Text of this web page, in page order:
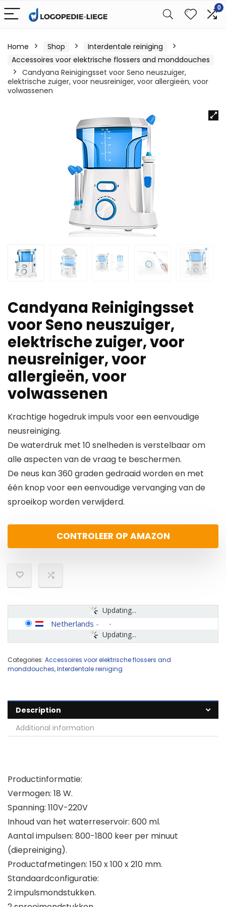
0
Home Shop
Interdentale reiniging
Accessoires voor elektrische flossers and monddouches
Candyana Reinigingsset voor Seno neuszuiger,
elektrische zuiger, voor neusreiniger, voor allergieën, voor
volwassenen
Candyana Reinigingsset
voor Seno neuszuiger,
elektrische zuiger, voor
neusreiniger, voor
allergieën, voor
volwassenen
Krachtige hogedruk impuls voor een eenvoudige
neusreiniging.
De waterdruk met 10 snelheden is verstelbaar om
alle aspecten van de vraag te beschermen.
De neus kan 360 graden gedraaid worden en met
één knop voor een eenvoudige vervanging van de
sproeikop worden verwijderd.
CONTROLEER OP AMAZON
Updating...
Updating...
Netherlands -
Categories: Accessoires voor elektrische flossers and
monddouches,Interdentale reiniging
Description
Additional information
Productinformatie:
Vermogen: 18 W.
Spanning: 110V-220V
Inhoud van het waterreservoir: 600 ml.
Aantal impulsen: 800-1800 keer per minuut
(diepreiniging).
Productafmetingen: 150 x 100 x 210 mm.
Standaardconfiguratie:
2 impulsmondstukken.